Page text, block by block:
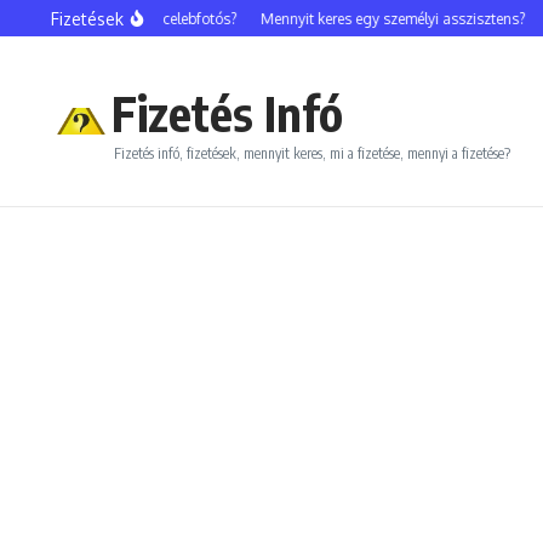
Ugrás a tartalomhoz
Fizetések
Mennyit keres egy celebfotós? Mennyit keres egy személyi asszisztens?
Fizetés Infó
Fizetés infó, fizetések, mennyit keres, mi a fizetése, mennyi a fizetése?